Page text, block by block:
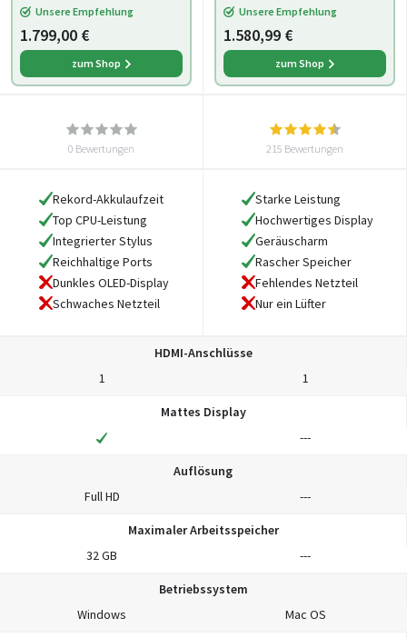
Unsere Empfehlung
1.799,00 €
zum Shop
Unsere Empfehlung
1.580,99 €
zum Shop
0 Bewertungen 215 Bewertungen
Rekord-Akkulaufzeit
Top CPU-Leistung
Integrierter Stylus
Reichhaltige Ports
Dunkles OLED-Display
Schwaches Netzteil
Starke Leistung
Hochwertiges Display
Geräuscharm
Rascher Speicher
Fehlendes Netzteil
Nur ein Lüfter
HDMI-Anschlüsse
1
1
Mattes Display
---
Auflösung
Full HD
---
Maximaler Arbeitsspeicher
32 GB
---
Betriebssystem
Windows
Mac OS